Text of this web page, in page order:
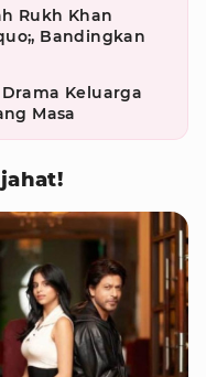
Rukh Khan
Bandingkan
Keluarga
Masa